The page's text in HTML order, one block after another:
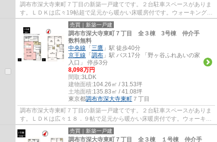
調布市深大寺東町７丁目の新築一戸建てです。２台駐車スペースがありま
す。ＬＤＫは広々19帖超で足元から暖かい床暖房付です。ウォーキングク
ローゼット、シューズクローゼット、パン...
売買｜新築一戸建
調布市深大寺東町７丁目 全３棟 3号棟 仲介手
数料無料
中央線 「 三鷹 」駅 徒歩40分
京王線 「 調布 」駅 バス17分 「野ヶ谷ふれあいの家
入口」 停歩3分
8,098万円
間取:3LDK
建物面積:104.26㎡ / 31.53坪
土地面積:135.83㎡ / 41.08坪
東京都調布市深大寺東町 ７丁目
調布市深大寺東町７丁目の新築一戸建てです。２台駐車スペースがありま
す。ＬＤＫは広々１８．９帖で足元から暖かい床暖房付です。ウォーキン
グクローゼット、パントリーがあり収納に...
売買｜新築一戸建
調布市深大寺東町７丁目 全３棟 １号棟 仲介手